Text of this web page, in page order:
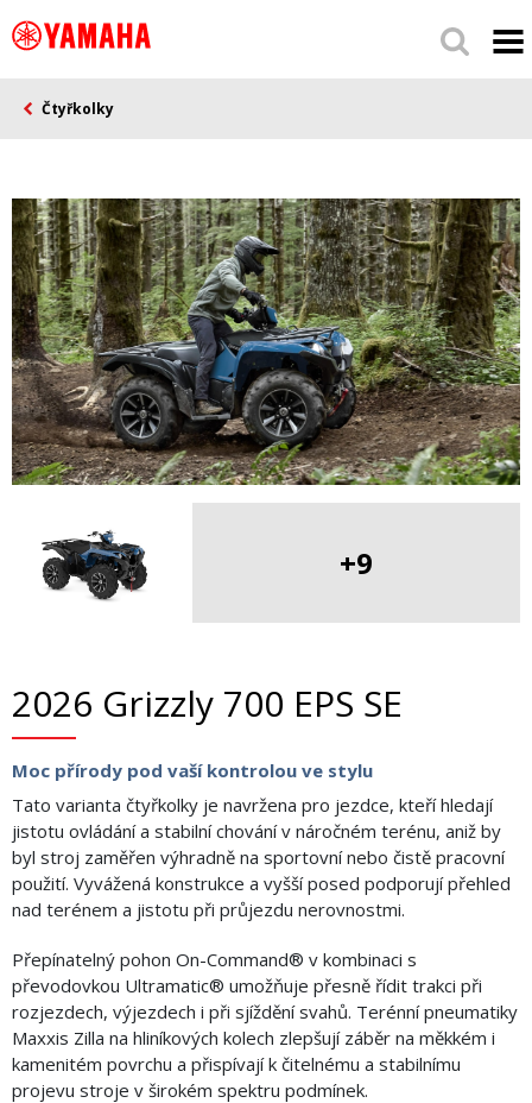
Čtyřkolky
+9
2026 Grizzly 700 EPS SE
Moc přírody pod vaší kontrolou ve stylu
Tato varianta čtyřkolky je navržena pro jezdce, kteří hledají
jistotu ovládání a stabilní chování v náročném terénu, aniž by
byl stroj zaměřen výhradně na sportovní nebo čistě pracovní
použití. Vyvážená konstrukce a vyšší posed podporují přehled
nad terénem a jistotu při průjezdu nerovnostmi.
Přepínatelný pohon On-Command® v kombinaci s
převodovkou Ultramatic® umožňuje přesně řídit trakci při
rozjezdech, výjezdech i při sjíždění svahů. Terénní pneumatiky
Maxxis Zilla na hliníkových kolech zlepšují záběr na měkkém i
kamenitém povrchu a přispívají k čitelnému a stabilnímu
projevu stroje v širokém spektru podmínek.